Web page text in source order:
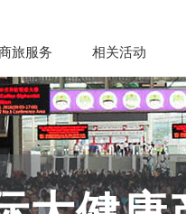
旅服务 相关活动